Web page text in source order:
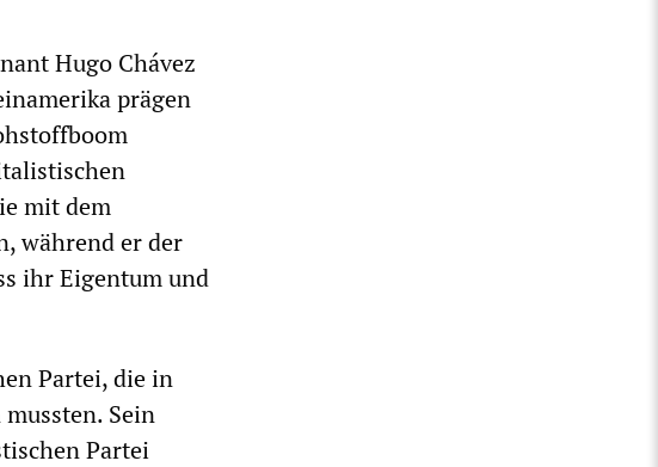
Hugo Chávez
prägen
mit dem
während er der
ihr Eigentum und
Partei, die in
Sein
Partei